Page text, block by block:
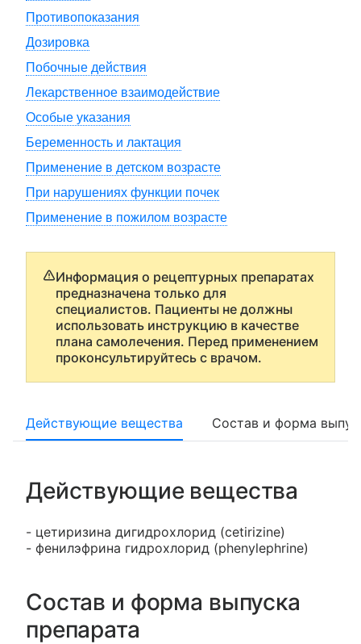
Противопоказания
Дозировка
Побочные действия
Лекарственное взаимодействие
Особые указания
Беременность и лактация
Применение в детском возрасте
При нарушениях функции почек
Применение в пожилом возрасте
Информация о рецептурных препаратах
предназначена только для
специалистов. Пациенты не должны
использовать инструкцию в качестве
плана самолечения. Перед применением
проконсультируйтесь с врачом.
Действующие вещества Состав и форма
Действующие вещества
- цетиризина дигидрохлорид (cetirizine)
- фенилэфрина гидрохлорид (phenylephrine)
Состав и форма выпуска
препарата